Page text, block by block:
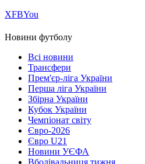
ХFBYou
Новини футболу
Всі новини
Трансфери
Прем'єр-ліга України
Перша ліга України
Збірна України
Кубок України
Чемпіонат світу
Євро-2026
Євро U21
Новини УЄФА